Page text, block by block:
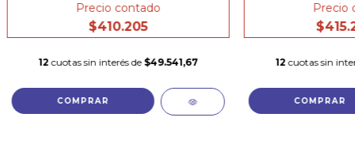
Precio contado
$410.205
12 cuotas sin interés de $49.541,67
COMPRAR
Precio
12 cuotas sin
COMPRAR